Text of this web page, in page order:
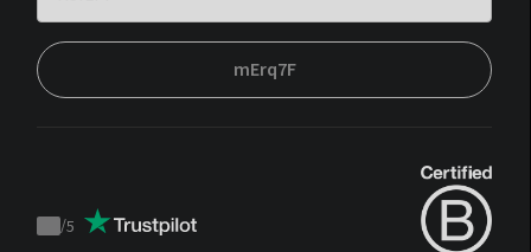
mErq7F
Trustpilot
/5